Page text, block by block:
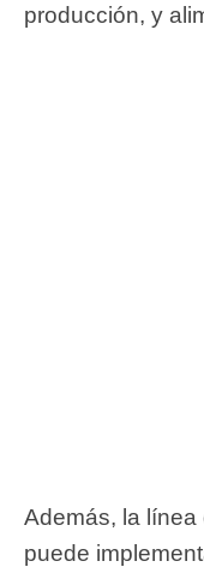
producción, y
Además, la
puede